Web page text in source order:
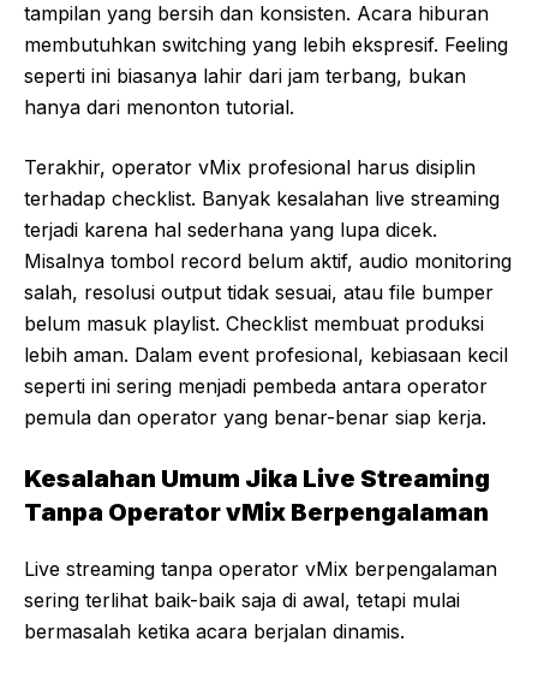
tampilan yang bersih dan konsisten. Acara hiburan
membutuhkan switching yang lebih ekspresif. Feeling
seperti ini biasanya lahir dari jam terbang, bukan
hanya dari menonton tutorial.
Terakhir, operator vMix profesional harus disiplin
terhadap checklist. Banyak kesalahan live streaming
terjadi karena hal sederhana yang lupa dicek.
Misalnya tombol record belum aktif, audio monitoring
salah, resolusi output tidak sesuai, atau file bumper
belum masuk playlist. Checklist membuat produksi
lebih aman. Dalam event profesional, kebiasaan kecil
seperti ini sering menjadi pembeda antara operator
pemula dan operator yang benar-benar siap kerja.
Kesalahan Umum Jika Live Streaming
Tanpa Operator vMix Berpengalaman
Live streaming tanpa operator vMix berpengalaman
sering terlihat baik-baik saja di awal, tetapi mulai
bermasalah ketika acara berjalan dinamis.